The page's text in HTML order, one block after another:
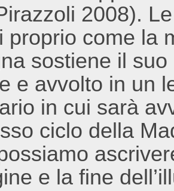
2008).
proprio come la
sostiene il
e avvolto in un
in cui sarà
ciclo della
e la fine